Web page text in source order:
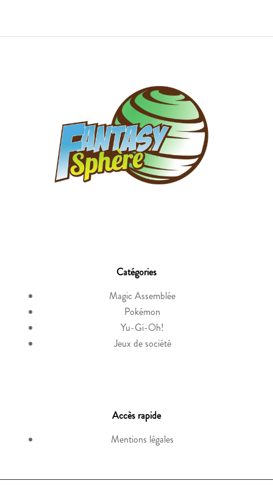
Catégories
Magic Assemblée
Pokémon
Yu-Gi-Oh!
Jeux de société
Accès rapide
Mentions légales